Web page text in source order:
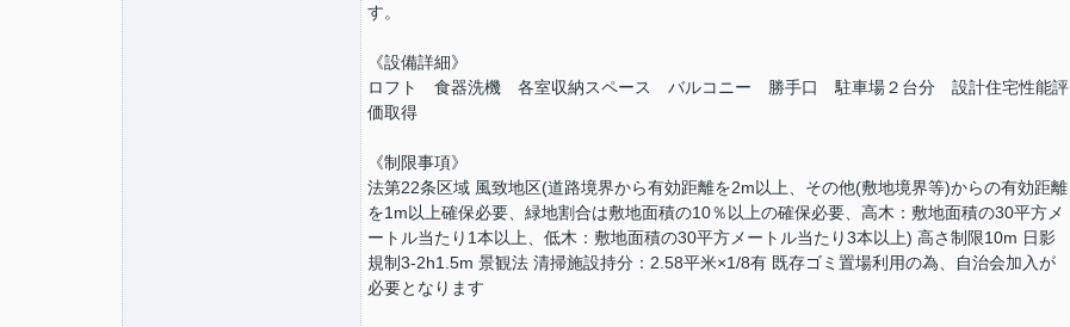
す。
《設備詳細》
ロフト 食器洗機 各室収納スペース バルコニー 勝手口 駐車場２台分 設計住宅性能評
価取得
《制限事項》
法第22条区域 風致地区(道路境界から有効距離を2m以上、その他(敷地境界等)からの有効距離
を1m以上確保必要、緑地割合は敷地面積の10％以上の確保必要、高木：敷地面積の30平方メ
ートル当たり1本以上、低木：敷地面積の30平方メートル当たり3本以上) 高さ制限10m 日影
規制3-2h1.5m 景観法 清掃施設持分：2.58平米×1/8有 既存ゴミ置場利用の為、自治会加入が
必要となります